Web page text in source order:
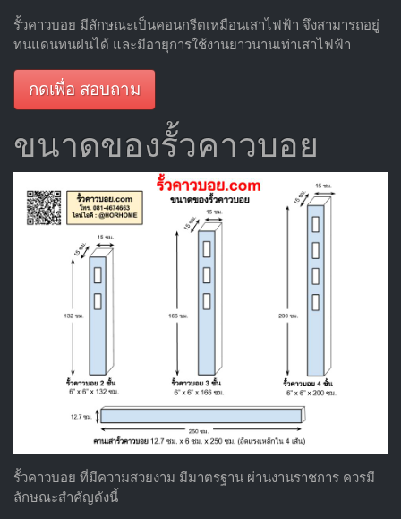
รั้วคาวบอย มีลักษณะเป็นคอนกรีตเหมือนเสาไฟฟ้า จึงสามารถอยู่
ทนแดนทนฝนได้ และมีอายุการใช้งานยาวนานเท่าเสาไฟฟ้า
กดเพื่อ สอบถาม
ขนาดของรั้วคาวบอย
รั้วคาวบอย ที่มีความสวยงาม มีมาตรฐาน ผ่านงานราชการ ควรมี
ลักษณะสำคัญดังนี้